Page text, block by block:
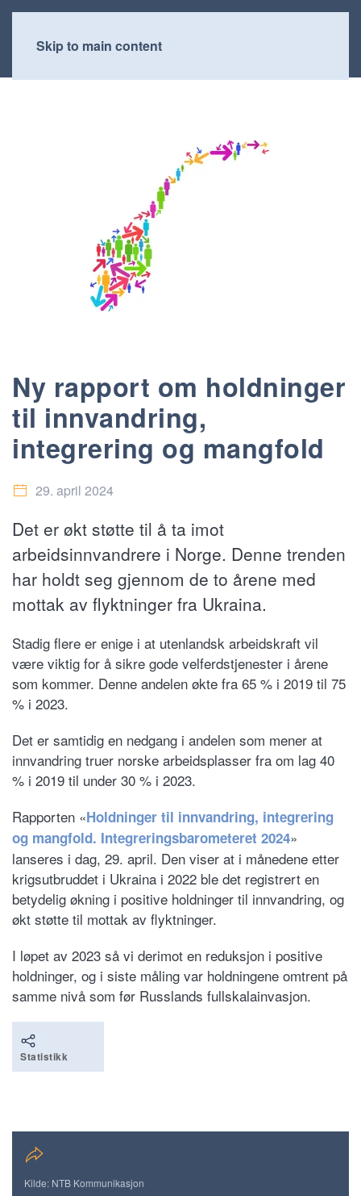
Skip to main content
Ny rapport om holdninger
til innvandring,
integrering og mangfold
29. april 2024
Det er økt støtte til å ta imot
arbeidsinnvandrere i Norge. Denne trenden
har holdt seg gjennom de to årene med
mottak av flyktninger fra Ukraina.
Stadig flere er enige i at utenlandsk arbeidskraft vil
være viktig for å sikre gode velferdstjenester i årene
som kommer. Denne andelen økte fra 65 % i 2019 til 75
% i 2023.
Det er samtidig en nedgang i andelen som mener at
innvandring truer norske arbeidsplasser fra om lag 40
% i 2019 til under 30 % i 2023.
Rapporten «Holdninger til innvandring, integrering
og mangfold. Integreringsbarometeret 2024»
lanseres i dag, 29. april. Den viser at i månedene etter
krigsutbruddet i Ukraina i 2022 ble det registrert en
betydelig økning i positive holdninger til innvandring, og
økt støtte til mottak av flyktninger.
I løpet av 2023 så vi derimot en reduksjon i positive
holdninger, og i siste måling var holdningene omtrent på
samme nivå som før Russlands fullskalainvasjon.
Statistikk
Kilde: NTB Kommunikasjon